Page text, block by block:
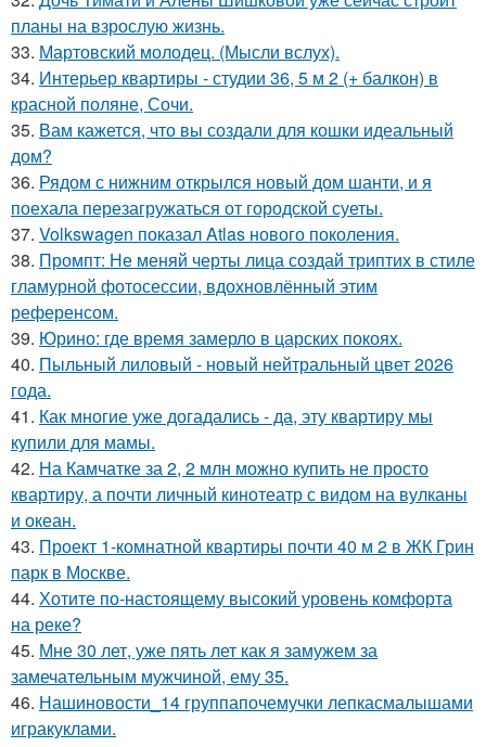
планы на взрослую жизнь.
33. Мартовский молодец. (Мысли вслух).
34. Интерьер квартиры - студии 36, 5 м 2 (+ балкон) в
красной поляне, Сочи.
35. Вам кажется, что вы создали для кошки идеальный
дом?
36. Рядом с нижним открылся новый дом шанти, и я
поехала перезагружаться от городской суеты.
37. Volkswagen показал Atlas нового поколения.
38. Промпт: Не меняй черты лица создай триптих в стиле
гламурной фотосессии, вдохновлённый этим
референсом.
39. Юрино: где время замерло в царских покоях.
40. Пыльный лиловый - новый нейтральный цвет 2026
года.
41. Как многие уже догадались - да, эту квартиру мы
купили для мамы.
42. На Камчатке за 2, 2 млн можно купить не просто
квартиру, а почти личный кинотеатр с видом на вулканы
и океан.
43. Проект 1-комнатной квартиры почти 40 м 2 в ЖК Грин
парк в Москве.
44. Хотите по-настоящему высокий уровень комфорта
на реке?
45. Мне 30 лет, уже пять лет как я замужем за
замечательным мужчиной, ему 35.
46. Нашиновости_14 группапочемучки лепкасмалышами
игракуклами.